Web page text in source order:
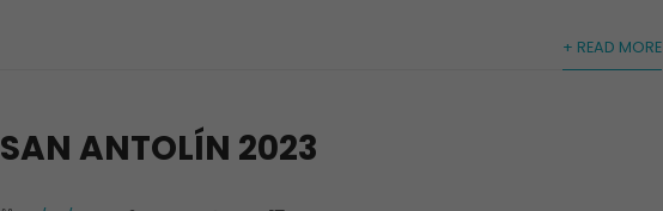
+ READ MORE
SAN ANTOLÍN 2023